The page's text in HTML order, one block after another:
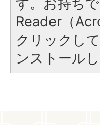
す。お持ち
Reader（
クリックし
ンストール